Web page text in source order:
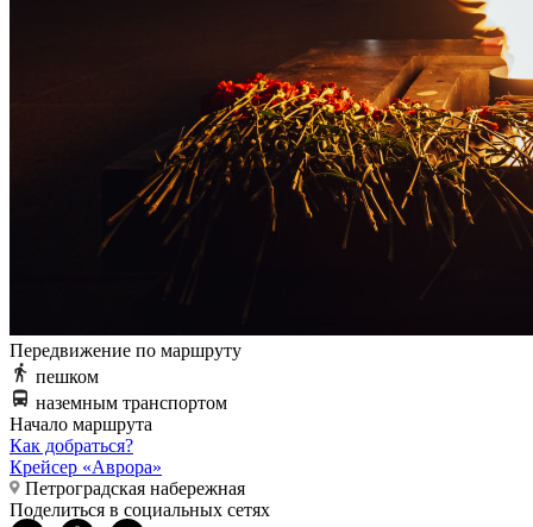
Передвижение по маршруту
пешком
наземным транспортом
Начало маршрута
Как добраться?
Крейсер «Аврора»
Петроградская набережная
Поделиться в социальных сетях